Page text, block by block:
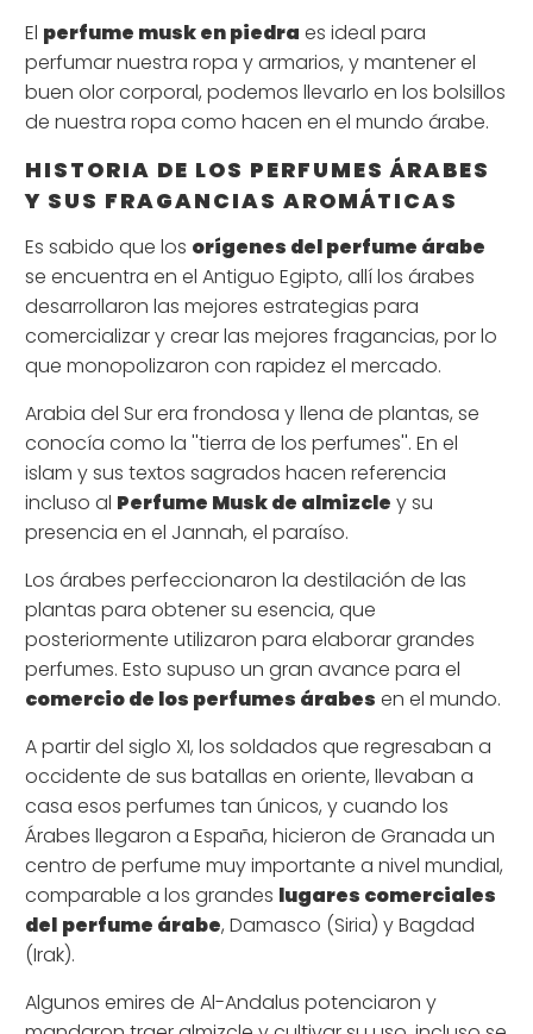
El perfume musk en piedra es ideal para
perfumar nuestra ropa y armarios, y mantener el
buen olor corporal, podemos llevarlo en los bolsillos
de nuestra ropa como hacen en el mundo árabe.
HISTORIA DE LOS PERFUMES ÁRABES
Y SUS FRAGANCIAS AROMÁTICAS
Es sabido que los orígenes del perfume árabe
se encuentra en el Antiguo Egipto, allí los árabes
desarrollaron las mejores estrategias para
comercializar y crear las mejores fragancias, por lo
que monopolizaron con rapidez el mercado.
Arabia del Sur era frondosa y llena de plantas, se
conocía como la ''tierra de los perfumes''. En el
islam y sus textos sagrados hacen referencia
incluso al Perfume Musk de almizcle y su
presencia en el Jannah, el paraíso.
Los árabes perfeccionaron la destilación de las
plantas para obtener su esencia, que
posteriormente utilizaron para elaborar grandes
perfumes. Esto supuso un gran avance para el
comercio de los perfumes árabes en el mundo.
A partir del siglo XI, los soldados que regresaban a
occidente de sus batallas en oriente, llevaban a
casa esos perfumes tan únicos, y cuando los
Árabes llegaron a España, hicieron de Granada un
centro de perfume muy importante a nivel mundial,
comparable a los grandes lugares comerciales
del perfume árabe, Damasco (Siria) y Bagdad
(Irak).
Algunos emires de Al-Andalus potenciaron y